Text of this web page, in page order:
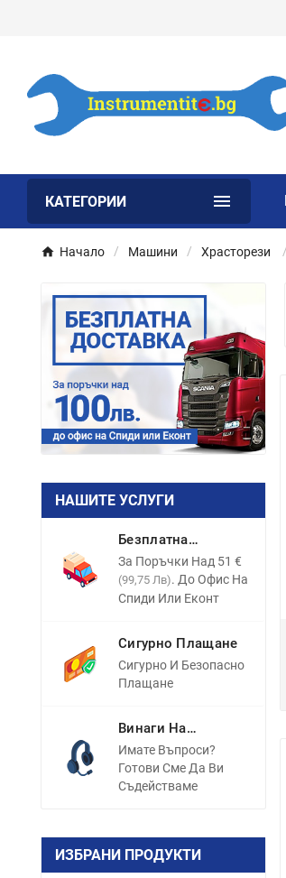
КАТЕГОРИИ 
Начало Машини Храсторези
НАШИТЕ УСЛУГИ
Безплатна
Доставка
За Поръчки Над 51 €
(99,75 Лв). До Офис На
Спиди Или Еконт
Сигурно Плащане
Сигурно И Безопасно
Плащане
Винаги На
Разположение
Имате Въпроси?
Готови Сме Да Ви
Съдействаме
ИЗБРАНИ ПРОДУКТИ